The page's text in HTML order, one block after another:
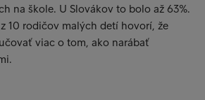
na škole. U Slovákov to bolo až 63%.
10 rodičov malých detí hovorí, že
viac o tom, ako narábať